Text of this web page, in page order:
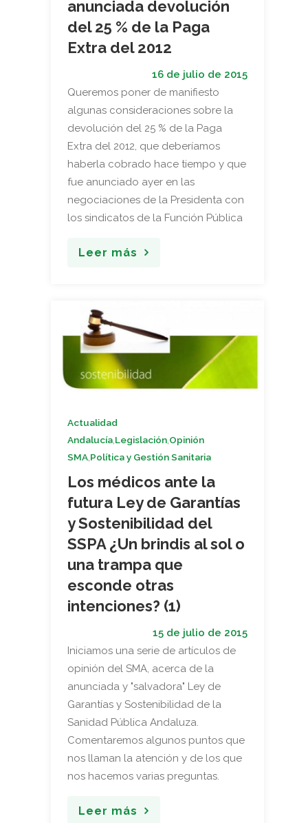
anunciada devolución
del 25 % de la Paga
Extra del 2012
16 de julio de 2015
Queremos poner de manifiesto
algunas consideraciones sobre la
devolución del 25 % de la Paga
Extra del 2012, que deberíamos
haberla cobrado hace tiempo y que
fue anunciado ayer en las
negociaciones de la Presidenta con
los sindicatos de la Función Pública
Leer más
Actualidad
Andalucía,Legislación,Opinión
SMA,Política y Gestión Sanitaria
Los médicos ante la
futura Ley de Garantías
y Sostenibilidad del
SSPA ¿Un brindis al sol o
una trampa que
esconde otras
intenciones? (1)
15 de julio de 2015
Iniciamos una serie de artículos de
opinión del SMA, acerca de la
anunciada y "salvadora" Ley de
Garantías y Sostenibilidad de la
Sanidad Pública Andaluza.
Comentaremos algunos puntos que
nos llaman la atención y de los que
nos hacemos varias preguntas.
Leer más